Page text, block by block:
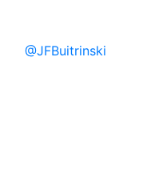
@JFBuitrinski